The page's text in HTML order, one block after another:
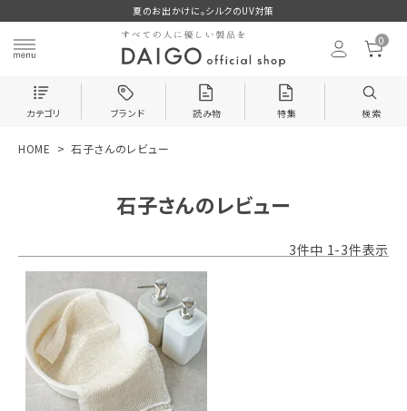
夏のお出かけに。シルクのUV対策
0
カテゴリ ブランド 読み物 特集 検索
新着＆再入荷商品
カテゴリーから探す
HOME 石子さんのレビュー
石子さんのレビュー
3件中 1-3件表示